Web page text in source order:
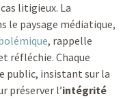
litigieux. La
le paysage médiatique,
, rappelle
réfléchie. Chaque
public, insistant sur la
préserver l’intégrité